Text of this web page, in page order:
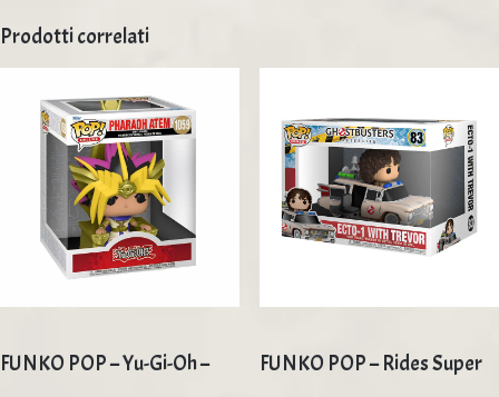
Prodotti correlati
FUNKO POP – Yu-Gi-Oh – FUNKO POP – Rides Super